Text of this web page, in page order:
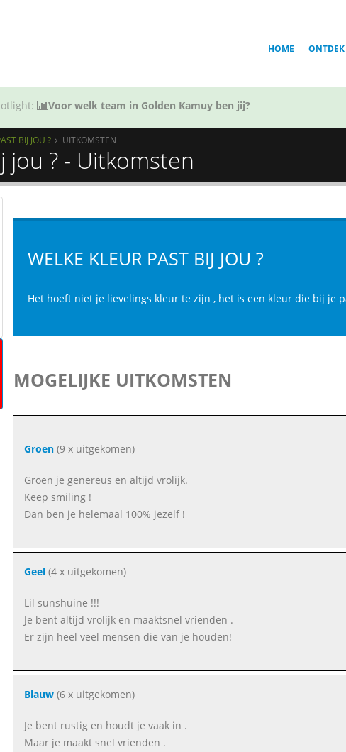
HOME ONTDEK
Voor welk team in Golden Kamuy ben jij?
BIJ JOU ? UITKOMSTEN
jou ? - Uitkomsten
WELKE KLEUR PAST BIJ JOU ?
Het hoeft niet je lievelings kleur te zijn , het is een kleur die bij je
MOGELIJKE UITKOMSTEN
Groen(9 x uitgekomen)
Groen je genereus en altijd vrolijk.
Keep smiling !
Dan ben je helemaal 100% jezelf !
Geel(4 x uitgekomen)
Lil sunshuine !!!
Je bent altijd vrolijk en maaktsnel vrienden .
Er zijn heel veel mensen die van je houden!
Blauw(6 x uitgekomen)
Je bent rustig en houdt je vaak in .
Maar je maakt snel vrienden .